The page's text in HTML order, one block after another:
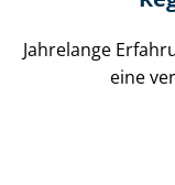
Jahrelange
eine